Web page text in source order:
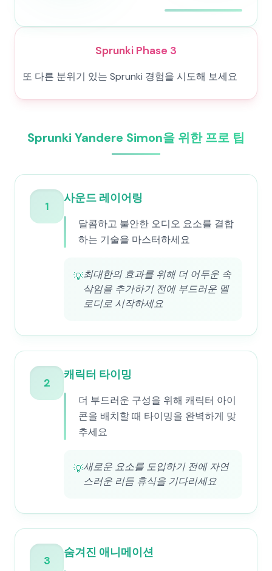
Sprunki Phase 3
또 다른 분위기 있는 Sprunki 경험을 시도해 보세요
Sprunki Yandere Simon을 위한 프로 팁
1
사운드 레이어링
달콤하고 불안한 오디오 요소를 결합
하는 기술을 마스터하세요
💡최대한의 효과를 위해 더 어두운 속
삭임을 추가하기 전에 부드러운 멜
로디로 시작하세요
2
캐릭터 타이밍
더 부드러운 구성을 위해 캐릭터 아이
콘을 배치할 때 타이밍을 완벽하게 맞
추세요
💡새로운 요소를 도입하기 전에 자연
스러운 리듬 휴식을 기다리세요
3
숨겨진 애니메이션